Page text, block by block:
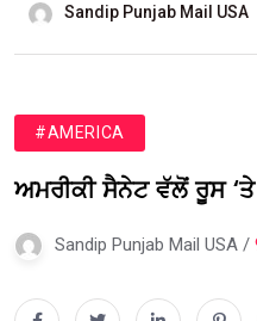
Sandip Punjab Mail USA
#AMERICA
ਅਮਰੀਕੀ ਸੈਨੇਟ ਵੱਲੋਂ ਰੂਸ
Sandip Punjab Mail USA /